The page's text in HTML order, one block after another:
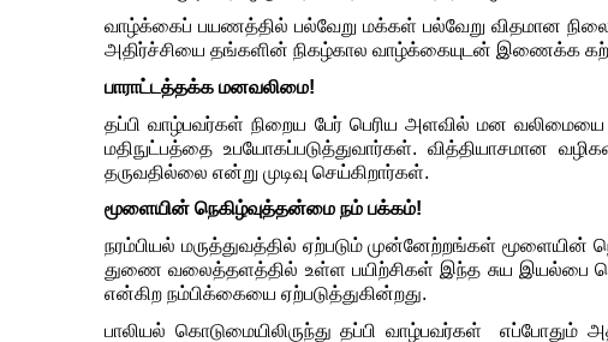
வாழ்க்கைப் பயணத்தில் பல்வேறு மக்கள் பல்வேறு விதமான
அதிர்ச்சியை தங்களின் நிகழ்கால வாழ்க்கையுடன் இணைக்க
தப்பி வாழ்பவர்கள் நிறைய பேர் பெரிய அளவில் மன
மதிநுட்பத்தை உபயோகப்படுத்துவார்கள். வித்தியாசமான
நரம்பியல் மருத்துவத்தில் ஏற்படும் முன்னேற்றங்கள்
துணை வலைத்தளத்தில் உள்ள பயிற்சிகள் இந்த சுய இயல்பை
என்கிற நம்பிக்கையை ஏற்படுத்துகின்றது.
பாலியல் கொடுமையிலிருந்து தப்பி வாழ்பவர்கள்